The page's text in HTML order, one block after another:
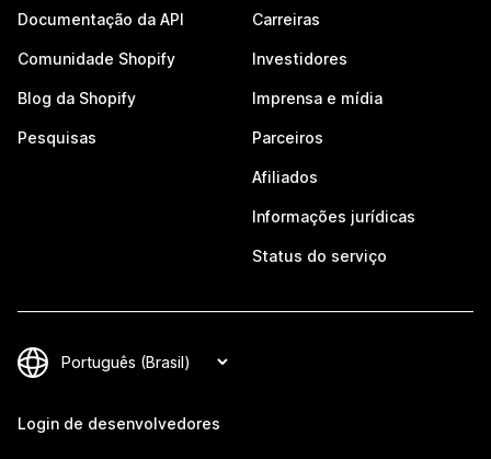
Documentação da API
Comunidade Shopify
Blog da Shopify
Pesquisas
Carreiras
Investidores
Imprensa e mídia
Parceiros
Afiliados
Informações jurídicas
Status do serviço
Login de desenvolvedores